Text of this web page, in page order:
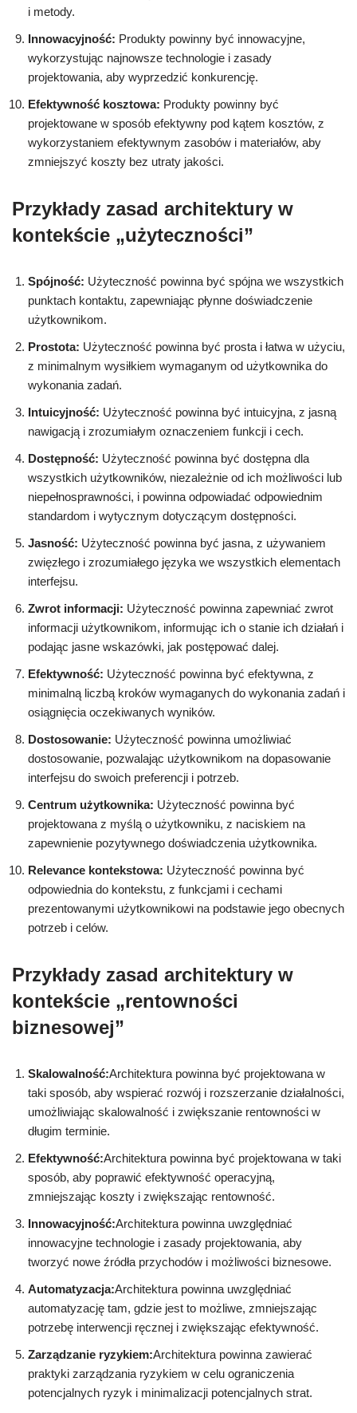
i metody.
Innowacyjność: Produkty powinny być innowacyjne,
wykorzystując najnowsze technologie i zasady
projektowania, aby wyprzedzić konkurencję.
Efektywność kosztowa: Produkty powinny być
projektowane w sposób efektywny pod kątem kosztów, z
wykorzystaniem efektywnym zasobów i materiałów, aby
zmniejszyć koszty bez utraty jakości.
Przykłady zasad architektury w
kontekście „użyteczności”
Spójność: Użyteczność powinna być spójna we wszystkich
punktach kontaktu, zapewniając płynne doświadczenie
użytkownikom.
Prostota: Użyteczność powinna być prosta i łatwa w użyciu,
z minimalnym wysiłkiem wymaganym od użytkownika do
wykonania zadań.
Intuicyjność: Użyteczność powinna być intuicyjna, z jasną
nawigacją i zrozumiałym oznaczeniem funkcji i cech.
Dostępność: Użyteczność powinna być dostępna dla
wszystkich użytkowników, niezależnie od ich możliwości lub
niepełnosprawności, i powinna odpowiadać odpowiednim
standardom i wytycznym dotyczącym dostępności.
Jasność: Użyteczność powinna być jasna, z używaniem
zwięzłego i zrozumiałego języka we wszystkich elementach
interfejsu.
Zwrot informacji: Użyteczność powinna zapewniać zwrot
informacji użytkownikom, informując ich o stanie ich działań i
podając jasne wskazówki, jak postępować dalej.
Efektywność: Użyteczność powinna być efektywna, z
minimalną liczbą kroków wymaganych do wykonania zadań i
osiągnięcia oczekiwanych wyników.
Dostosowanie: Użyteczność powinna umożliwiać
dostosowanie, pozwalając użytkownikom na dopasowanie
interfejsu do swoich preferencji i potrzeb.
Centrum użytkownika: Użyteczność powinna być
projektowana z myślą o użytkowniku, z naciskiem na
zapewnienie pozytywnego doświadczenia użytkownika.
Relevance kontekstowa: Użyteczność powinna być
odpowiednia do kontekstu, z funkcjami i cechami
prezentowanymi użytkownikowi na podstawie jego obecnych
potrzeb i celów.
Przykłady zasad architektury w
kontekście „rentowności
biznesowej”
Skalowalność:Architektura powinna być projektowana w
taki sposób, aby wspierać rozwój i rozszerzanie działalności,
umożliwiając skalowalność i zwiększanie rentowności w
długim terminie.
Efektywność:Architektura powinna być projektowana w taki
sposób, aby poprawić efektywność operacyjną,
zmniejszając koszty i zwiększając rentowność.
Innowacyjność:Architektura powinna uwzględniać
innowacyjne technologie i zasady projektowania, aby
tworzyć nowe źródła przychodów i możliwości biznesowe.
Automatyzacja:Architektura powinna uwzględniać
automatyzację tam, gdzie jest to możliwe, zmniejszając
potrzebę interwencji ręcznej i zwiększając efektywność.
Zarządzanie ryzykiem:Architektura powinna zawierać
praktyki zarządzania ryzykiem w celu ograniczenia
potencjalnych ryzyk i minimalizacji potencjalnych strat.